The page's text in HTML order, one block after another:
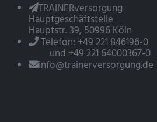
TRAINERversorgung
Hauptgeschäftstelle
Hauptstr. 39, 50996 Köln
Telefon: +49 221 846196-0
und +49 221 64000367-0
info@trainerversorgung.de